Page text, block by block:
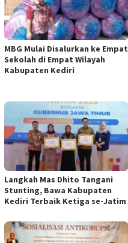
MBG Mulai Disalurkan ke Empat
Sekolah di Empat Wilayah
Kabupaten Kediri
Langkah Mas Dhito Tangani
Stunting, Bawa Kabupaten
Kediri Terbaik Ketiga se-Jatim